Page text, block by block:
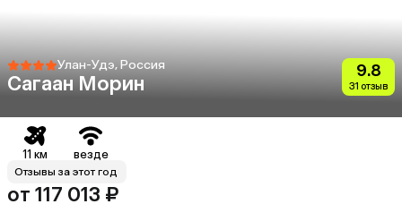
Улан-Удэ, Россия
Сагаан Морин
9.8
31 отзыв
11 км везде
Отзывы за этот год
от 117 013 ₽